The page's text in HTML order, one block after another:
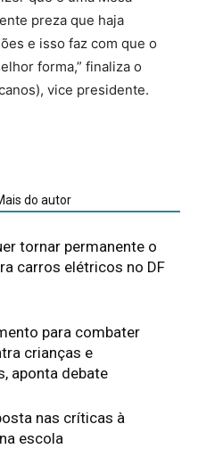
preza que haja
e isso faz com que o
forma,” finaliza o
vice presidente.
do autor
tornar permanente o
carros elétricos no DF
para combater
crianças e
aponta debate
nas críticas à
escola